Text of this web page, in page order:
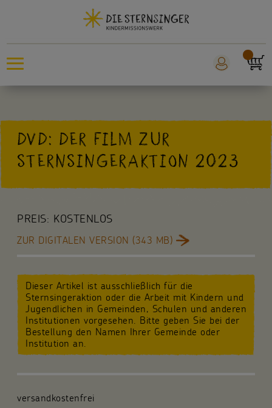
Sankt Martin
Weltmissionstag der Kinder
Für die Gemeinde
Fachpublikationen
Über uns
DVD: DER FILM ZUR
STERNSINGERAKTION 2023
PREIS: KOSTENLOS
ZUR DIGITALEN VERSION (343 MB)
Dieser Artikel ist ausschließlich für die
Sternsingeraktion oder die Arbeit mit Kindern und
Jugendlichen in Gemeinden, Schulen und anderen
Institutionen vorgesehen. Bitte geben Sie bei der
Bestellung den Namen Ihrer Gemeinde oder
Institution an.
versandkostenfrei